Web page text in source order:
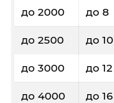
до 2000 до 8
до 2500 до 10
до 3000 до 12
до 4000 до 16